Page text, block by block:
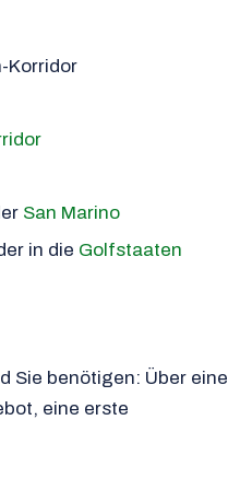
Korridor
San Marino
in die Golfstaaten
Sie benötigen: Über eine
eine erste